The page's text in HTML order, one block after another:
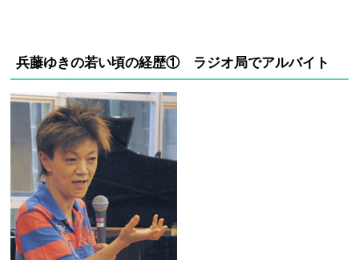
兵藤ゆきの若い頃の経歴① ラジオ局でアルバイト